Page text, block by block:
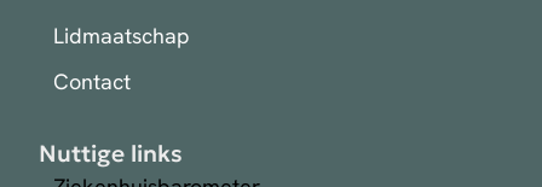
Lidmaatschap
Contact
Nuttige links